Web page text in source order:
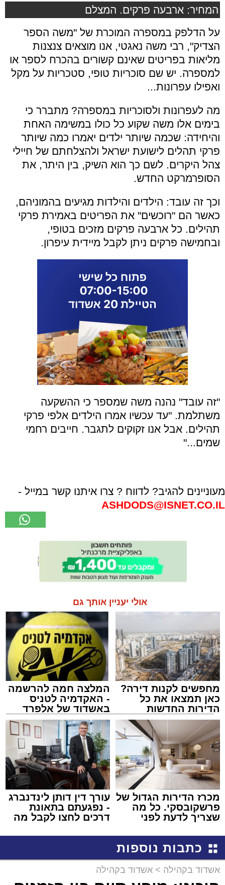
המחיר: ארבעה פרקים. המצלם
על הדלפק במספרה המוכרת של "משה הספר
הצדיק", רבי משה נאגטי, אנו מוצאים צנצנות
מליאות בפריטים שאינם קשורים בהכרח לספר או
למספרה. יש שם סוכריות טופי, סטכריות על מקל
ואפילו עפרונות...
מה לעפרונות ולסוכריות במספרה? מתברר כי
בימים אלו משה שקוע כל כולו במשימה האחת
והיחידה: שכמה שיותר ילדים יאמרו כמה שיותר
פרקי תהלים לישועת ישראל ולהצלחתם של חיילי
צהל היקרים. לשם כך הוא השיק, בין היתר, את
הסופרמרקט החדש.
וכך זה עובד: הילדים והילדות מגיעים בהמוניהם,
כאשר הם "רוכשים" את הפריטים באמירת פרקי
תהילים. כל ארבעה פרקים מזכים בטופי,
ובחמישה פרקים ניתן לקבל מיידית עיפרון.
"זה עובד" נהנה משה שמספר כי ההשקעה
משתלמת. "עד עכשיו אמרו הילדים אלפי פרקי
תהילים. אבל אנו זקוקים לתגבר. חייבים רחמי
שמים..."
מעוניינים להגיב? לדווח ? צרו איתנו קשר במייל -
ASHDODS@ISNET.CO.IL
אולי יעניין אותך גם
מחפשים לקנות דירה?
כאן תמצאו את כל
הדירות החדשות
למכירה באשדוד >>>
המלצה חמה להרשמה
- האקדמיה לטניס
באשדוד של אלפרד
קריאולנסקי - לילדים
מכרז הדירות הגדול של
פרשקובסקי. כל מה
שצריך לדעת לפני
באשדוד
עורך דין דותן לינדנברג
- נפגעתם בתאונת
דרכים לחצו לקבל מה
כתבות נוספות
אשדוד בקהילה > אשדוד בקהילה